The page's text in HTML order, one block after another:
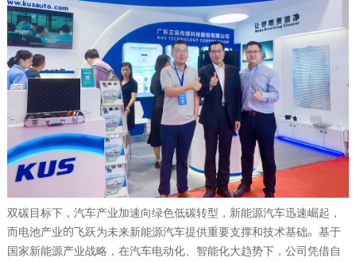
双碳目标下，汽车产业加速向绿色低碳转型，新能源汽车迅速崛起，
而电池产业的飞跃为未来新能源汽车提供重要支撑和技术基础。基于
国家新能源产业战略，在汽车电动化、智能化大趋势下，公司凭借自